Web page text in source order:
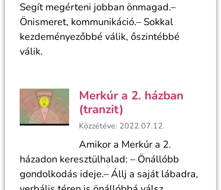
Segít megérteni jobban önmagad.–
Önismeret, kommunikáció.– Sokkal
kezdeményezőbbé válik, őszintébbé
válik.
Merkúr a 2. házban
(tranzit)
Közzétéve: 2022.07.12.
Amikor a Merkúr a 2.
házadon keresztülhalad: – Önállóbb
gondolkodás ideje.– Állj a saját lábadra,